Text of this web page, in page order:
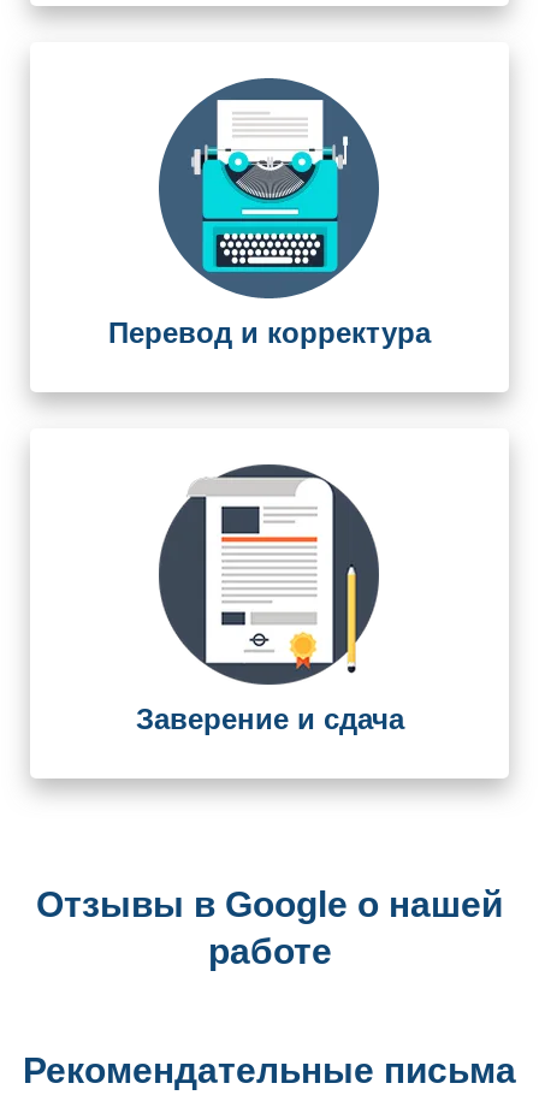
Перевод и корректура
Заверение и сдача
Отзывы в Google о нашей
работе
Рекомендательные письма